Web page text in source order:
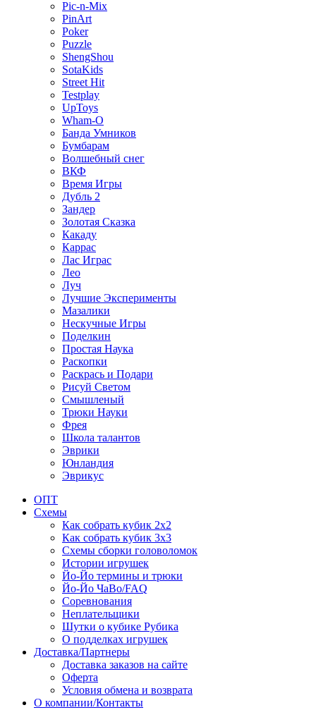
Pic-n-Mix
PinArt
Poker
Puzzle
ShengShou
SotaKids
Street Hit
Testplay
UpToys
Wham-O
Банда Умников
Бумбарам
Волшебный снег
ВКФ
Время Игры
Дубль 2
Зандер
Золотая Сказка
Какаду
Каррас
Лас Играс
Лео
Луч
Лучшие Эксперименты
Мазалики
Нескучные Игры
Поделкин
Простая Наука
Раскопки
Раскрась и Подари
Рисуй Светом
Смышленый
Трюки Науки
Фрея
Школа талантов
Эврики
Юнландия
Эврикус
ОПТ
Схемы
Как собрать кубик 2х2
Как собрать кубик 3х3
Схемы сборки головоломок
Истории игрушек
Йо-Йо термины и трюки
Йо-Йо ЧаВо/FAQ
Соревнования
Неплательщики
Шутки о кубике Рубика
О подделках игрушек
Доставка/Партнеры
Доставка заказов на сайте
Оферта
Условия обмена и возврата
О компании/Контакты